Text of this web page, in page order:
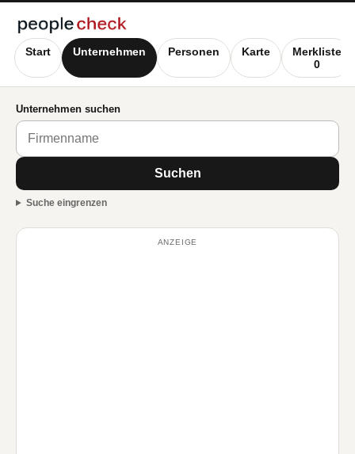
Start Unternehmen Personen Karte
Merkliste
0
Unternehmen suchen
Suchen
Suche eingrenzen
ANZEIGE